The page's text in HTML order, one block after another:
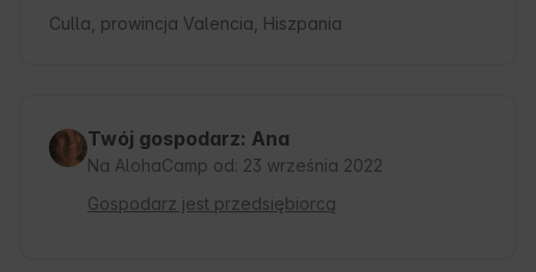
Culla, prowincja Valencia, Hiszpania
Twój gospodarz: Ana
Na AlohaCamp od: 23 września 2022
Gospodarz jest przedsiębiorcą